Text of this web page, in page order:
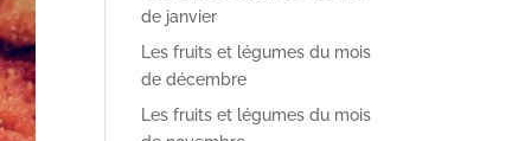
de janvier
Les fruits et légumes du mois
de décembre
Les fruits et légumes du mois